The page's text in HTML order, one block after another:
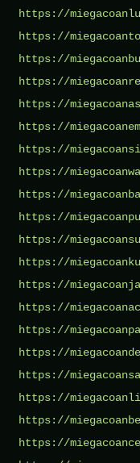
https://
https://
https://
https://
https://
https://
https://
https://
https://
https://
https://
https://
https://
https://
https://
https://
https://
https://
https://
https://